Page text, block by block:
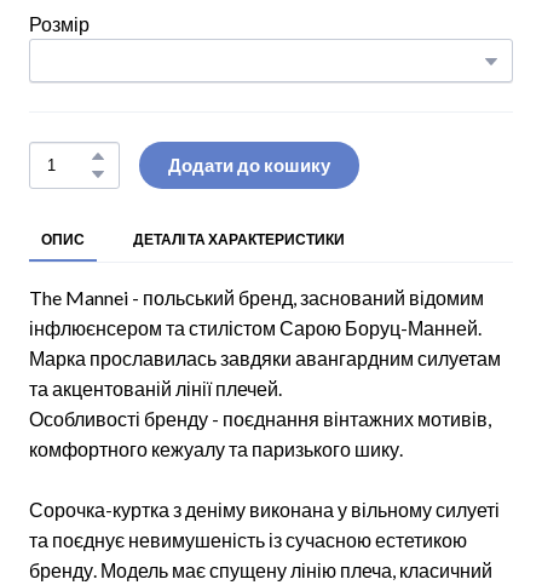
Розмір
Додати до кошику
ОПИС ДЕТАЛІ ТА ХАРАКТЕРИСТИКИ
The Mannei - польський бренд, заснований відомим
інфлюєнсером та стилістом Сарою Боруц-Манней.
Марка прославилась завдяки авангардним силуетам
та акцентованій лінії плечей.
Особливості бренду - поєднання вінтажних мотивів,
комфортного кежуалу та паризького шику.
Сорочка-куртка з деніму виконана у вільному силуеті
та поєднує невимушеність із сучасною естетикою
бренду. Модель має спущену лінію плеча, класичний